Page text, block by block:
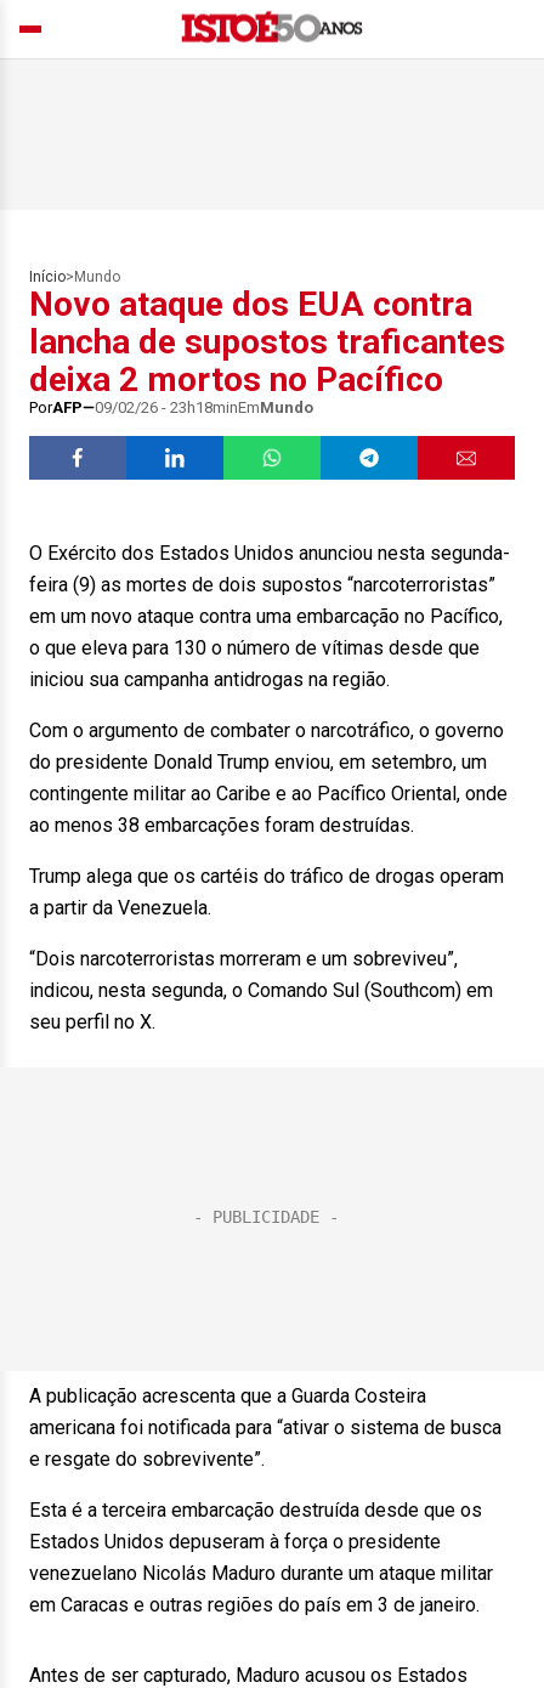
Início> Mundo
Novo ataque dos EUA contra
lancha de supostos traficantes
deixa 2 mortos no Pacífico
PorAFP 09/02/26 - 23h18minEmMundo
O Exército dos Estados Unidos anunciou nesta segunda-
feira (9) as mortes de dois supostos “narcoterroristas”
em um novo ataque contra uma embarcação no Pacífico,
o que eleva para 130 o número de vítimas desde que
iniciou sua campanha antidrogas na região.
Com o argumento de combater o narcotráfico, o governo
do presidente Donald Trump enviou, em setembro, um
contingente militar ao Caribe e ao Pacífico Oriental, onde
ao menos 38 embarcações foram destruídas.
Trump alega que os cartéis do tráfico de drogas operam
a partir da Venezuela.
“Dois narcoterroristas morreram e um sobreviveu”,
indicou, nesta segunda, o Comando Sul (Southcom) em
seu perfil no X.
A publicação acrescenta que a Guarda Costeira
americana foi notificada para “ativar o sistema de busca
e resgate do sobrevivente”.
Esta é a terceira embarcação destruída desde que os
Estados Unidos depuseram à força o presidente
venezuelano Nicolás Maduro durante um ataque militar
em Caracas e outras regiões do país em 3 de janeiro.
Antes de ser capturado, Maduro acusou os Estados